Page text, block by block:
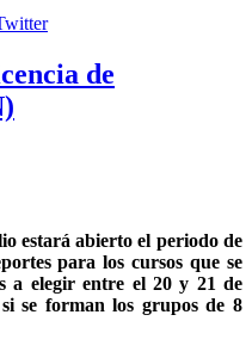
de
estará abierto el periodo de
para los cursos que se
a elegir entre el 20 y 21 de
se forman los grupos de 8